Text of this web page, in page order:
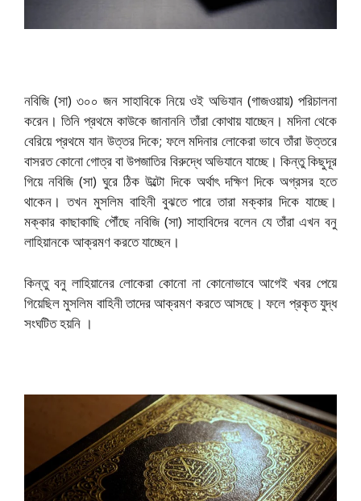
নবিজি (সা) ৩০০ জন সাহাবিকে নিয়ে ওই অভিযান (গাজওয়ায়) পরিচালনা
করেন। তিনি প্রথমে কাউকে জানাননি তাঁরা কোথায় যাচ্ছেন। মদিনা থেকে
বেরিয়ে প্রথমে যান উত্তর দিকে; ফলে মদিনার লোকেরা ভাবে তাঁরা উত্তরে
বাসরত কোনো গোত্র বা উপজাতির বিরুদ্ধে অভিযানে যাচ্ছে। কিন্তু কিছুদূর
গিয়ে নবিজি (সা) ঘুরে ঠিক উল্টো দিকে অর্থাৎ দক্ষিণ দিকে অগ্রসর হতে
থাকেন। তখন মুসলিম বাহিনী বুঝতে পারে তারা মক্কার দিকে যাচ্ছে।
মক্কার কাছাকাছি পৌঁছে নবিজি (সা) সাহাবিদের বলেন যে তাঁরা এখন বনু
লাহিয়ানকে আক্রমণ করতে যাচ্ছেন।
কিন্তু বনু লাহিয়ানের লোকেরা কোনো না কোনোভাবে আগেই খবর পেয়ে
গিয়েছিল মুসলিম বাহিনী তাদের আক্রমণ করতে আসছে। ফলে প্রকৃত যুদ্ধ
সংঘটিত হয়নি ।